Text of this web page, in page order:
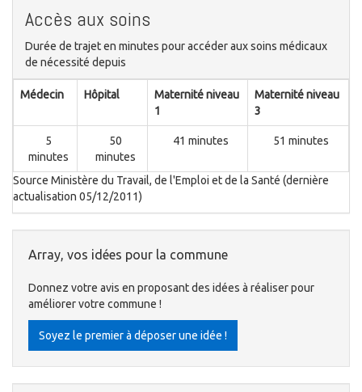
Accès aux soins
Durée de trajet en minutes pour accéder aux soins médicaux
de nécessité depuis
Médecin Hôpital
Maternité niveau
1
Maternité niveau
3
5
minutes
50
minutes
41 minutes 51 minutes
Source Ministère du Travail, de l'Emploi et de la Santé (dernière
actualisation 05/12/2011)
Array, vos idées pour la commune
Donnez votre avis en proposant des idées à réaliser pour
améliorer votre commune !
Soyez le premier à déposer une idée !